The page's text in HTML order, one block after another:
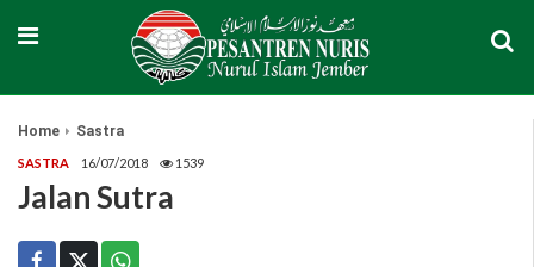
Home Sastra
SASTRA 16/07/2018 1539
Jalan Sutra